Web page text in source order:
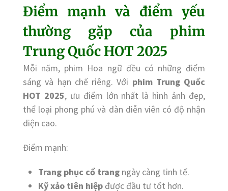
Điểm mạnh và điểm yếu
thường gặp của phim
Trung Quốc HOT 2025
Mỗi năm, phim Hoa ngữ đều có những điểm
sáng và hạn chế riêng. Với phim Trung Quốc
HOT 2025, ưu điểm lớn nhất là hình ảnh đẹp,
thể loại phong phú và dàn diễn viên có độ nhận
diện cao.
Điểm mạnh:
Trang phục cổ trang ngày càng tinh tế.
Kỹ xảo tiên hiệp được đầu tư tốt hơn.